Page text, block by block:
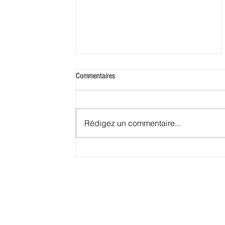
Commentaires
Rédigez un commentaire...